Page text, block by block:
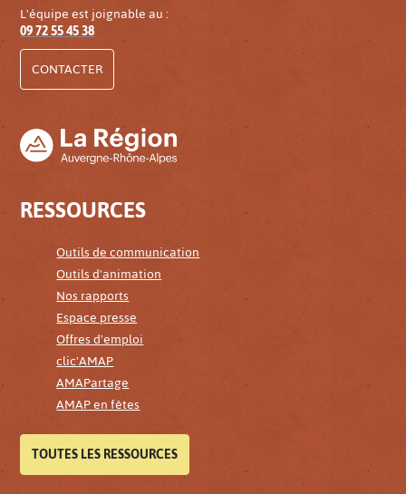
L'équipe est joignable au :
09 72 55 45 38
CONTACTER
RESSOURCES
Outils de communication
Outils d'animation
Nos rapports
Espace presse
Offres d'emploi
clic'AMAP
AMAPartage
AMAP en fêtes
TOUTES LES RESSOURCES